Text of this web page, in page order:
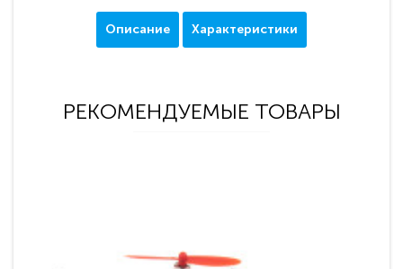
Описание Характеристики
РЕКОМЕНДУЕМЫЕ ТОВАРЫ